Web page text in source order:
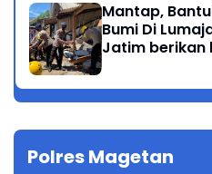
Mantap,
Bumi Di
Jatim berikan
Polres Magetan